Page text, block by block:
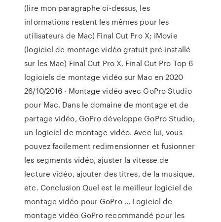
(lire mon paragraphe ci-dessus, les
informations restent les mêmes pour les
utilisateurs de Mac) Final Cut Pro X; iMovie
(logiciel de montage vidéo gratuit pré-installé
sur les Mac) Final Cut Pro X. Final Cut Pro Top 6
logiciels de montage vidéo sur Mac en 2020
26/10/2016 · Montage vidéo avec GoPro Studio
pour Mac. Dans le domaine de montage et de
partage vidéo, GoPro développe GoPro Studio,
un logiciel de montage vidéo. Avec lui, vous
pouvez facilement redimensionner et fusionner
les segments vidéo, ajuster la vitesse de
lecture vidéo, ajouter des titres, de la musique,
etc. Conclusion Quel est le meilleur logiciel de
montage vidéo pour GoPro ... Logiciel de
montage vidéo GoPro recommandé pour les